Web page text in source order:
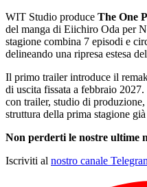
WIT Studio produce The One
del manga di Eiichiro Oda per
stagione combina 7 episodi e
delineando una ripresa estesa
Il primo trailer introduce il
di uscita fissata a febbraio 2027.
con trailer, studio di
struttura della prima stagione
Non perderti le nostre ultime
Iscriviti al nostro canale